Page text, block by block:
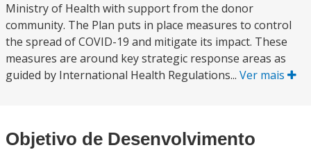
Ministry of Health with support from the donor
community. The Plan puts in place measures to control
the spread of COVID-19 and mitigate its impact. These
measures are around key strategic response areas as
guided by International Health Regulations... Ver mais
Objetivo de Desenvolvimento